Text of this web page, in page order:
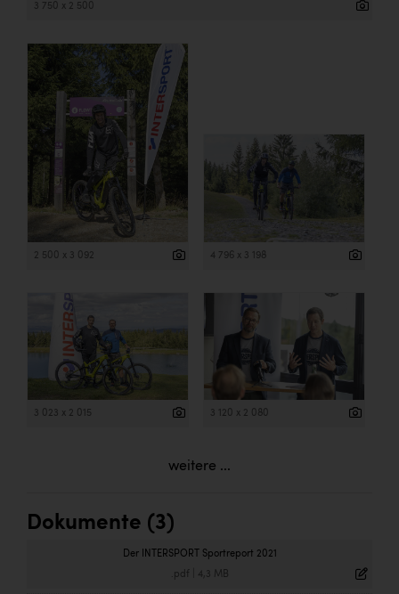
3 750 x 2 500
2 500 x 3 092 4 796 x 3 198
3 023 x 2 015 3 120 x 2 080
weitere ...
Dokumente (3)
Der INTERSPORT Sportreport 2021
.pdf 4,3 MB